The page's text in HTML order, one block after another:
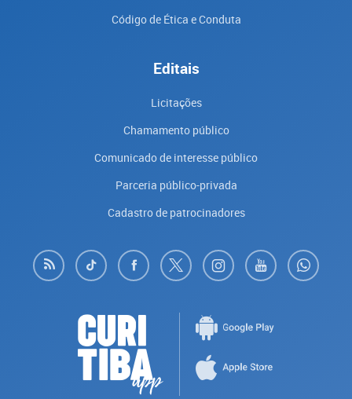
Código de Ética e Conduta
Editais
Licitações
Chamamento público
Comunicado de interesse público
Parceria público-privada
Cadastro de patrocinadores